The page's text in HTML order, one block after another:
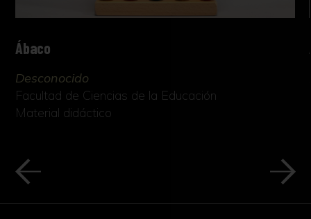
Ábaco
Desconocido
Facultad de Ciencias de la Educación
Material didáctico